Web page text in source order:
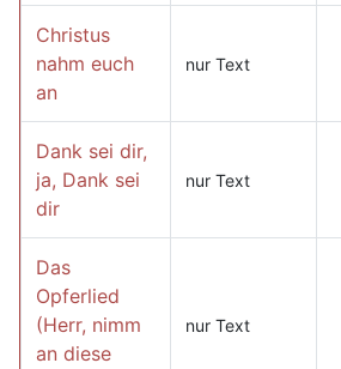
Christus
nahm euch
an
nur Text
Dank sei dir,
ja, Dank sei
dir
nur Text
Das
Opferlied
(Herr, nimm
an diese
nur Text